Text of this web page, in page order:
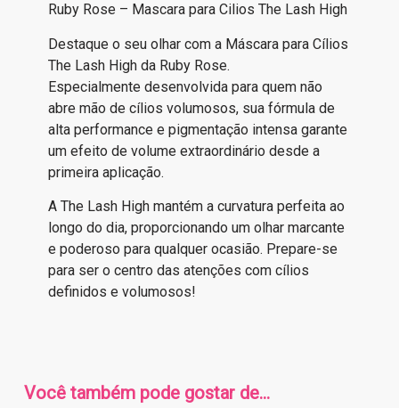
Ruby Rose – Mascara para Cilios The Lash High
Destaque o seu olhar com a Máscara para Cílios
The Lash High da Ruby Rose.
Especialmente desenvolvida para quem não
abre mão de cílios volumosos, sua fórmula de
alta performance e pigmentação intensa garante
um efeito de volume extraordinário desde a
primeira aplicação.
A The Lash High mantém a curvatura perfeita ao
longo do dia, proporcionando um olhar marcante
e poderoso para qualquer ocasião. Prepare-se
para ser o centro das atenções com cílios
definidos e volumosos!
Você também pode gostar de…